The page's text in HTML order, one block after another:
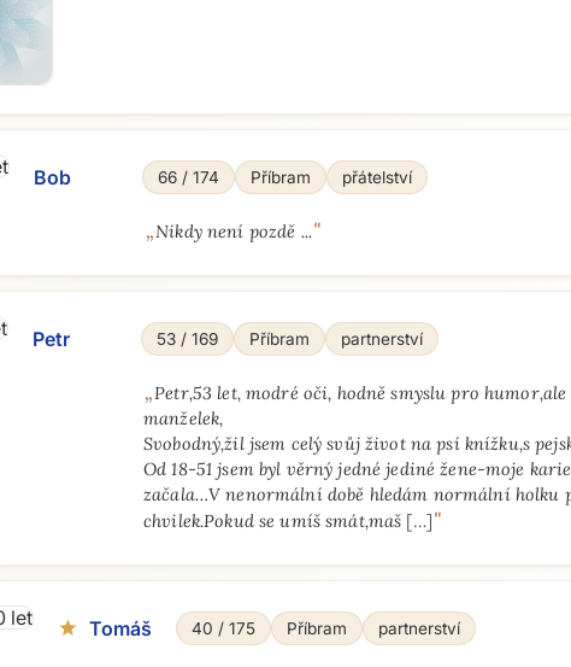
Bob 66 / 174 Příbram přátelství
„Nikdy není pozdě ..."
Petr 53 / 169 Příbram partnerství
„Petr,53 let, modré oči, hodně smyslu pro
manželek,
Svobodný,žil jsem celý svůj život na psí knížku,s
Od 18-51 jsem byl věrný jedné jediné žene-moje
začala…V nenormální době hledám normální holku
chvilek.Pokud se umíš smát,maš […]"
star Tomáš 40 / 175 Příbram partnerství